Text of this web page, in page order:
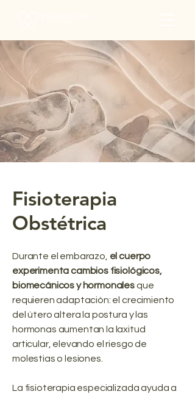
Fisioterapia
Obstétrica
Durante el embarazo, el cuerpo
experimenta cambios fisiológicos,
biomecánicos y hormonalesque
requieren adaptación: el crecimiento
del útero altera la postura y las
hormonas aumentan la laxitud
articular, elevando el riesgo de
molestias o lesiones.
La fisioterapia especializada ayuda a